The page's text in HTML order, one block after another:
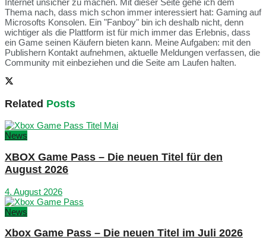
Internet unsicher zu machen. Mit dieser Seite gehe ich dem
Thema nach, dass mich schon immer interessiert hat: Gaming auf
Microsofts Konsolen. Ein "Fanboy" bin ich deshalb nicht, denn
wichtiger als die Plattform ist für mich immer das Erlebnis, dass
ein Game seinen Käufern bieten kann. Meine Aufgaben: mit den
Publishern Kontakt aufnehmen, aktuelle Meldungen verfassen, die
Community mit einbeziehen und die Seite am Laufen halten.
Related Posts
News
XBOX Game Pass – Die neuen Titel für den
August 2026
4. August 2026
News
Xbox Game Pass – Die neuen Titel im Juli 2026